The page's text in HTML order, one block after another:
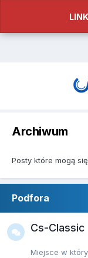
Archiwum
Posty które mogą
Podfora
Cs-
Miejsce w